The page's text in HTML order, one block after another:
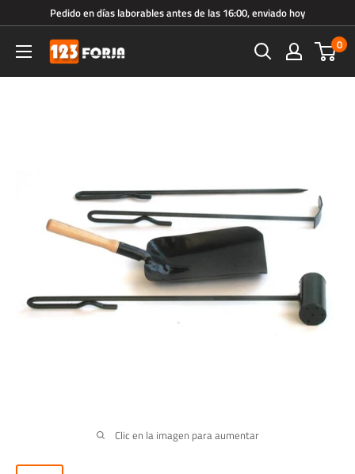
directamente
contenido
Pedido en días laborables antes de las 16:00, enviado hoy
123forja.es 0
Clic en la imagen para aumentar